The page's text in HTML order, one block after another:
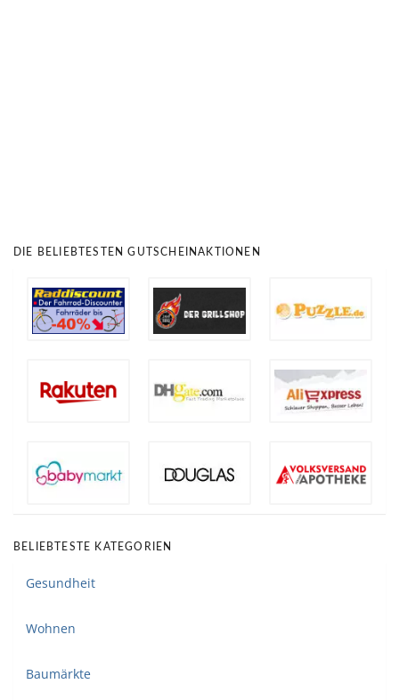
DIE BELIEBTESTEN GUTSCHEINAKTIONEN
BELIEBTESTE KATEGORIEN
Gesundheit
Wohnen
Baumärkte